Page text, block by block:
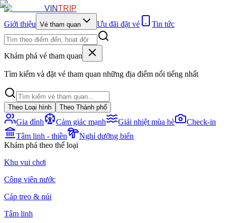
VINTRIP
Giới thiệu Vé tham quan Ưu đãi đặt vé Tin tức
Khám phá vé tham quan
Tìm kiếm và đặt vé tham quan những địa điểm nổi tiếng nhất
Theo Loại hình Theo Thành phố
Gia đình Cảm giác mạnh Giải nhiệt mùa hè
Check-in
Tâm linh - thiền
Nghỉ dưỡng biển
Khám phá theo thể loại
Khu vui chơi
Công viên nước
Cáp treo & núi
Tâm linh